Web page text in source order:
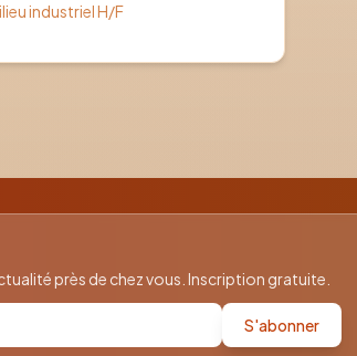
industriel H/F
près de chez vous. Inscription gratuite.
S'abonner